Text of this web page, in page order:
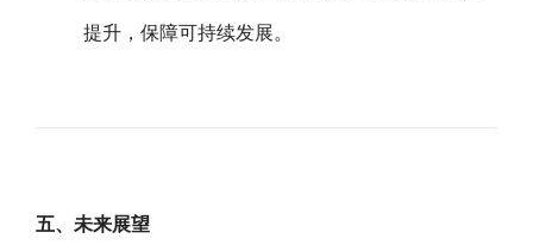
提升，保障可持续发展。
五、未来展望